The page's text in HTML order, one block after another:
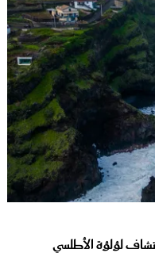
لؤلؤة الأطلسي